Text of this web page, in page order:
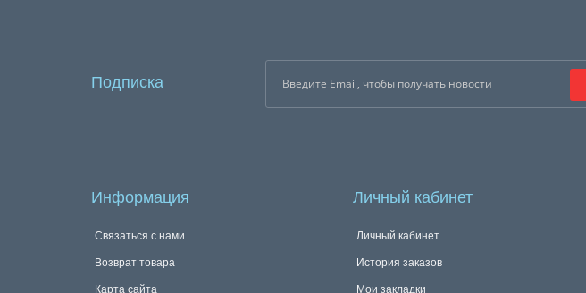
Подписка
Информация
Связаться с нами
Возврат товара
Карта сайта
Личный кабинет
Личный кабинет
История заказов
Мои закладки